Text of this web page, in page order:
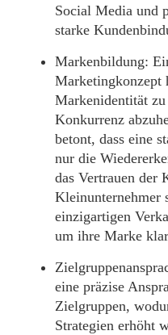
Social Media und
starke
Markenbildung:
Marketingkonzept
Markenidentität
Konkurrenz
betont, dass eine
nur die
das Vertrauen der
Kleinunternehmer
einzigartigen
um ihre Marke
eine präzise
Zielgruppen,
Strategien erhöht